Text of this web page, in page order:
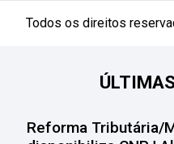
Todos os direitos
Reforma Tributária/